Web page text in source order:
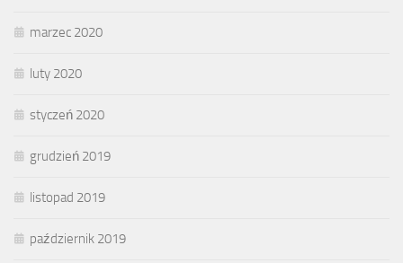
marzec 2020
luty 2020
styczeń 2020
grudzień 2019
listopad 2019
październik 2019